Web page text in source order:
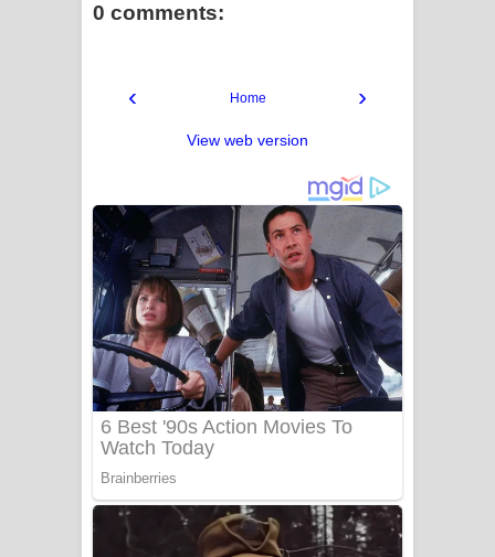
0 comments:
‹ ›
Home
View web version